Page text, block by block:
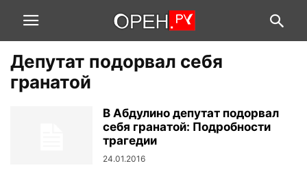
Депутат подорвал себя
гранатой
В Абдулино депутат подорвал
себя гранатой: Подробности
трагедии
24.01.2016